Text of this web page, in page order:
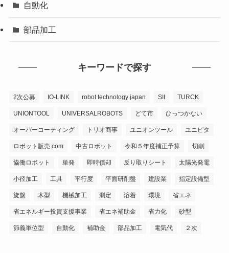
自動化
部品加工
キーワードで探す
2次公募 IO-LINK robot technology japan SII TURCK
UNIONTOOL UNIVERSALROBOTS どて市 ひっつかない
オーバーコーティング トリオ商事 ユニオンツール ユニピタ
ロボット販売.com 中古ロボット 令和５年度補正予算 切削
協働ロボット 単発 即時償却 反り取りシート 太陽光発電
小径加工 工具 平行度 平面研削盤 建設業 指定設備型
旋盤 木型 機械加工 測定 溶着 環境 省エネ
省エネルギー投資支援事業 省エネ補助金 省力化 砂型
節義単位型 自動化 補助金 部品加工 電気代 ２次